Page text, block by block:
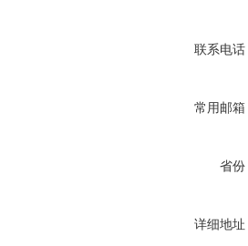
联系电话
常用邮箱
省份
详细地址